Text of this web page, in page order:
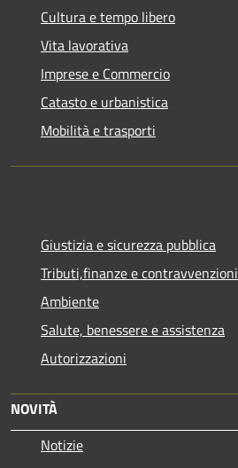
Cultura e tempo libero
Vita lavorativa
Imprese e Commercio
Catasto e urbanistica
Mobilità e trasporti
Giustizia e sicurezza pubblica
Tributi,finanze e contravvenzioni
Ambiente
Salute, benessere e assistenza
Autorizzazioni
NOVITÀ
Notizie